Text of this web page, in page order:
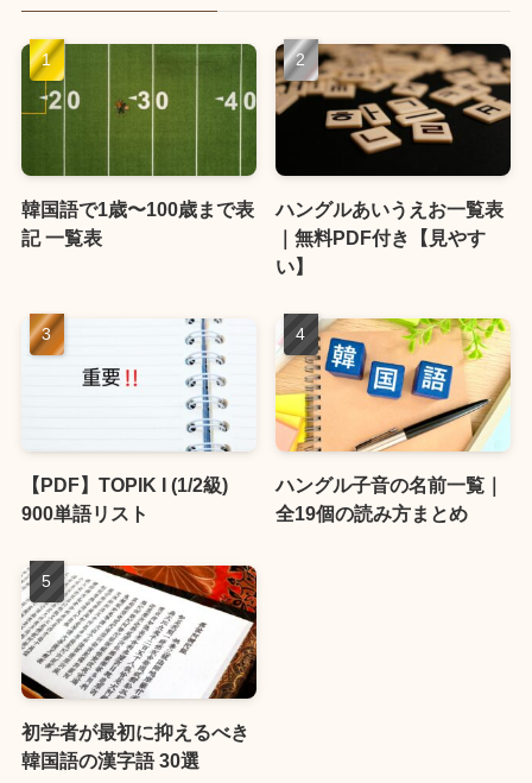
韓国語で1歳〜100歳まで表
記 一覧表
ハングルあいうえお一覧表
｜無料PDF付き【見やす
い】
【PDF】TOPIK I (1/2級)
900単語リスト
ハングル子音の名前一覧｜
全19個の読み方まとめ
初学者が最初に抑えるべき
韓国語の漢字語 30選